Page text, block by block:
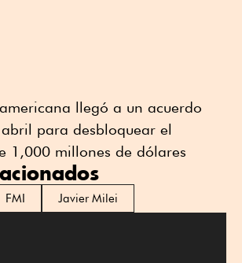
llegó a un acuerdo
para desbloquear el
1,000 millones de dólares
FMI Javier Milei